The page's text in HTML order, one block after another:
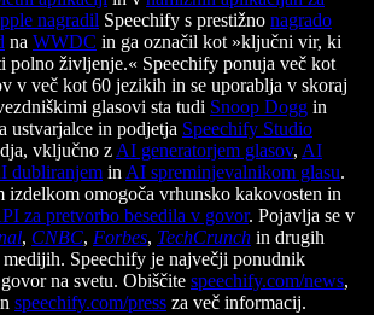
nagradil Speechify s prestižno nagrado
na WWDC in ga označil kot »ključni vir, ki
polno življenje.« Speechify ponuja več kot
v več kot 60 jezikih in se uporablja v skoraj
glasovi sta tudi Snoop Dogg in
ustvarjalce in podjetja Speechify Studio
vključno z AI generatorjem glasov, AI
dubliranjem in AI spreminjevalnikom glasu.
izdelkom omogoča vrhunsko kakovosten in
za pretvorbo besedila v govor. Pojavlja se v
, CNBC, Forbes, TechCrunch in drugih
Speechify je največji ponudnik
na svetu. Obiščite speechify.com/news,
speechify.com/press za več informacij.